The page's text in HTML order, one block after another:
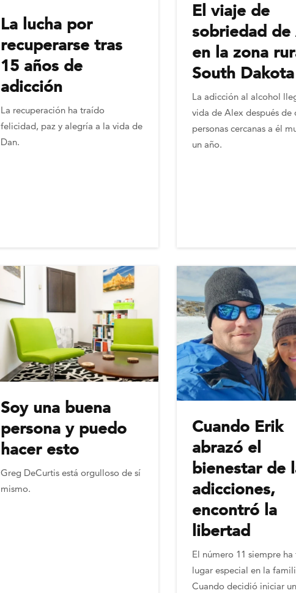
La lucha por
recuperarse tras
15 años de
adicción
La recuperación ha traído
felicidad, paz y alegría a la vida de
Dan.
El viaje de
sobriedad de
en la zona
South Dakota
La adicción al alcohol
vida de Alex después de
personas cercanas a él
un año.
Soy una buena
persona y puedo
hacer esto
Greg DeCurtis está orgulloso de sí
mismo.
Cuando Erik
abrazó el
bienestar de
adicciones,
encontró la
libertad
El número 11 siempre
lugar especial en la
Cuando decidió iniciar un